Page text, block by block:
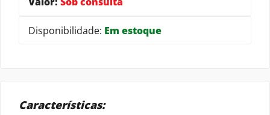
Disponibilidade: Em estoque
Características: